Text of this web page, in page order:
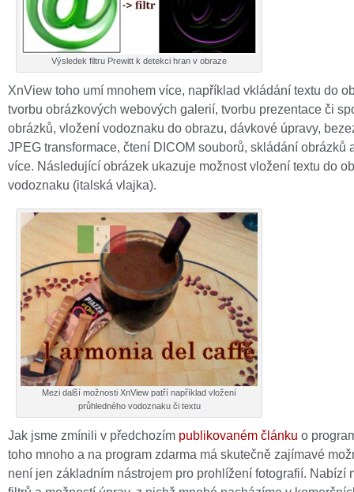
Výsledek filtru Prewitt k detekci hran v obraze
XnView toho umí mnohem více, například vkládání textu do
tvorbu obrázkových webových galerií, tvorbu prezentace či
obrázků, vložení vodoznaku do obrazu, dávkové úpravy,
JPEG transformace, čtení DICOM souborů, skládání obrázků
více. Následující obrázek ukazuje možnost vložení textu do
vodoznaku (italská vlajka).
Mezi další možnosti XnView patří například vložení
průhledného vodoznaku či textu
Jak jsme zmínili v předchozím publikovaném článku o
toho mnoho a na program zdarma má skutečně zajímavé
není jen základním nástrojem pro prohlížení fotografií. Nabízí